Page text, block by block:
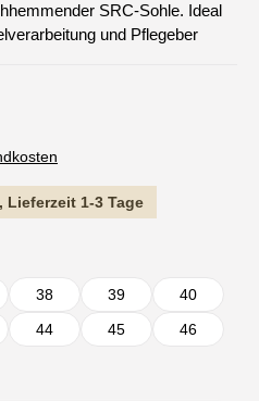
SRC-Sohle. Ideal
und Pflegeber
Lieferzeit 1-3 Tage
38 39
40
44 45 46